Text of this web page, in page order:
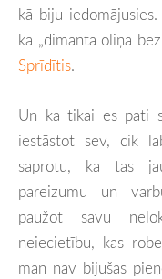
kā biju
kā „dimanta oliņa
Sprīdītis.
Un ka tikai es pati
iestāstot sev, cik
saprotu, ka tas
pareizumu un
paužot savu
neiecietību, kas
man nav bijušas